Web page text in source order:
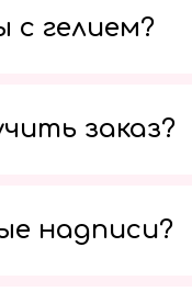
с гелием?
заказ?
надписи?